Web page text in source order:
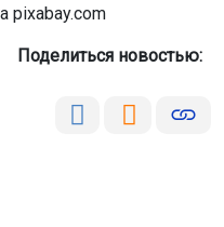
pixabay.com
Поделиться новостью: